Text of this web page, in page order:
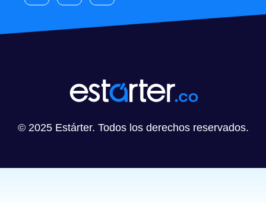
© 2025 Estárter. Todos los derechos reservados.